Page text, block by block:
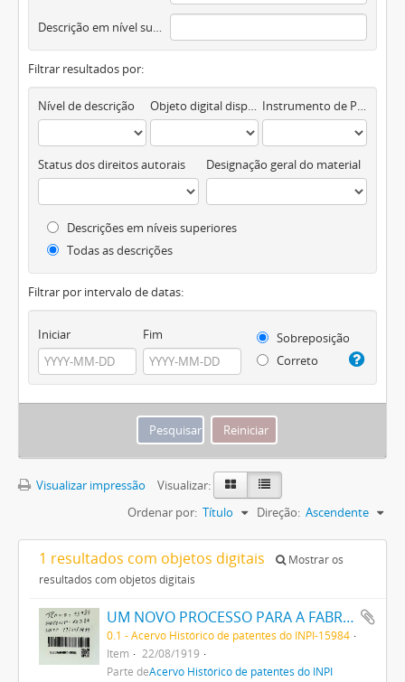
Descrição em nível superior
Filtrar resultados por:
Nível de descrição Objeto digital disponível Instrumento de Pesquisa
Status dos direitos autorais Designação geral do material
Descrições em níveis superiores
Todas as descrições
Filtrar por intervalo de datas:
Iniciar Fim
Sobreposição
Correto
Visualizar impressão
Visualizar:
Ordenar por: Título Direção: Ascendente
1 resultados com objetos digitais
Mostrar os
resultados com objetos digitais
UM NOVO PROCESSO PARA A FABRICAÇÃO DE TINTAS EM PÓ POR MEIO DA PRECIPITAÇÃO E FIXAÇÃO DE TINTAS ANILINAS SOBRE CORPOS MINERAES
0.1 - Acervo Histórico de patentes do INPI-15984
Item
22/08/1919
Parte deAcervo Histórico de patentes do INPI